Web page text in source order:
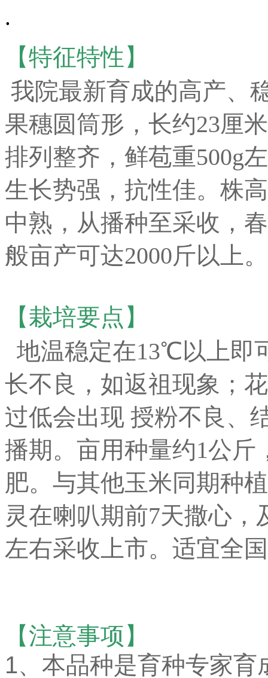
.
【特征特性】
我院最新育成的高产、
果穗圆筒形，长约23厘
排列整齐，鲜苞重500g
生长势强，抗性佳。株
中熟，从播种至采收，
般亩产可达2000斤以上。
【栽培要点】
地温稳定在13℃以上即
长不良，如返祖现象；
过低会出现 授粉不良、
播期。亩用种量约1公斤
肥。与其他玉米同期种
灵在喇叭期前7天撒心
左右采收上市。适宜全
【注意事项】
1、本品种是育种专家